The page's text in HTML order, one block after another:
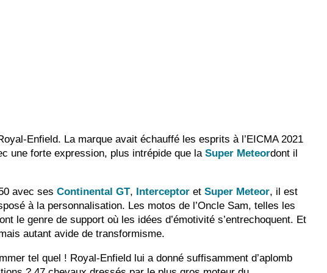
Enfield. La marque avait échauffé les esprits à l’EICMA 2021
une forte expression, plus intrépide que laSuper Meteordont il
avec sesContinental GT, InterceptoretSuper Meteor, il est
à la personnalisation. Les motos de l’Oncle Sam, telles les
le genre de support où les idées d’émotivité s’entrechoquent. Et
autant avide de transformisme.
tel quel ! Royal-Enfield lui a donné suffisamment d’aplomb